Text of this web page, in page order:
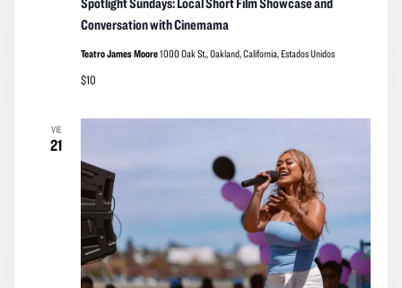
Conversation with Cinemama
Teatro James Moore1000 Oak St,, Oakland, California, Estados Unidos
$10
VIE
21